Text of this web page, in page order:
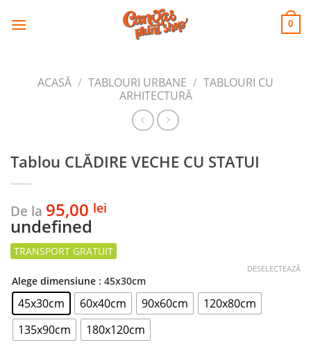
CANVAS
PRINT SHOP 0
ACASĂ / TABLOURI URBANE / TABLOURI CU
ARHITECTURĂ
Tablou CLĂDIRE VECHE CU STATUI
De la 95,00 lei
undefined
Alege dimensiune : 45x30cm
45x30cm 60x40cm 90x60cm
120x80cm
135x90cm
180x120cm
DESELECTEAZĂ